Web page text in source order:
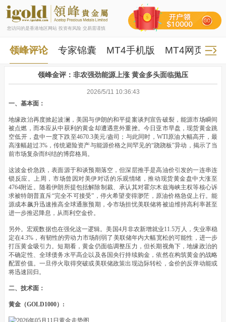
您访问的是香港地区网站 投资有风险 交易需谨慎
领峰评论 专家锦囊 MT4手机版 MT4网页版
领峰金评：非农强劲能源上涨 黄金多头面临抛压
2026/5/11 10:36:43
一、基本面：
地缘政治再度掀起波澜，美国与伊朗的和平提案谈判宣告破裂，能源市场瞬间
被点燃，而本应从中获利的黄金却遭遇意外重挫。今日亚市早盘，现货黄金跳
空低开，盘中一度下跌至4670.3美元/盎司；与此同时，WTI原油大幅高开，最
高涨幅超过3%，传统避险资产与能源价格之间罕见的“跷跷板”异动，揭示了当
前市场复杂而纠结的博弈格局。
这波金价急跌，表面源于和谈预期落空，但深层推手是高油价引发的一连串连
锁反应。上周，市场曾因对美伊对话的乐观情绪，推动现货黄金盘中大涨至
4764附近。随着伊朗所提包括解除制裁、承认其对霍尔木兹海峡主权等核心诉
求被特朗普直斥“完全不可接受”，停火希望变得渺茫，原油价格急促上行。能
源成本飙升迅速推高全球通胀预期，令市场担忧美联储将被迫维持高利率甚至
进一步推迟降息，从而利空金价。
另外。宏观数据也在强化这一逻辑。美国4月非农新增就业11.5万人，失业率稳
定在4.3%，有韧性的劳动力市场削弱了美联储年内大幅宽松的可能性，进一步
打压黄金吸引力。短期看，黄金仍面临调整压力，但长期视角下，地缘政治的
不确定性、全球债务水平高企以及各国央行持续购金，依然在构筑黄金的战略
配置价值。一旦停火取得突破或美联储政策出现边际转松，金价的反弹动能或
将迅速回归。
二、技术面：
黄金（GOLD1000）: